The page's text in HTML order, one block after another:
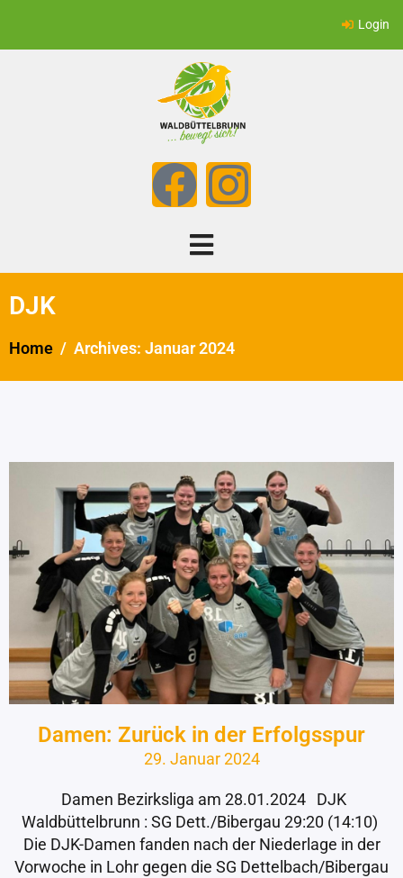
Login
DJK
Home Archives: Januar 2024
Damen: Zurück in der Erfolgsspur
29. Januar 2024
Damen Bezirksliga am 28.01.2024 DJK
Waldbüttelbrunn : SG Dett./Bibergau 29:20 (14:10)
Die DJK-Damen fanden nach der Niederlage in der
Vorwoche in Lohr gegen die SG Dettelbach/Bibergau